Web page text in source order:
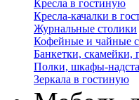
Кресла в гостиную
Кресла-качалки в
Журнальные столики
Кофейные и чайные
Банкетки, скамейки,
Полки, шкафы-
Зеркала в гостиную